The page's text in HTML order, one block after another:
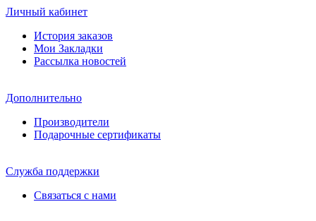
Личный кабинет
История заказов
Мои Закладки
Рассылка новостей
Дополнительно
Производители
Подарочные сертификаты
Служба поддержки
Связаться с нами